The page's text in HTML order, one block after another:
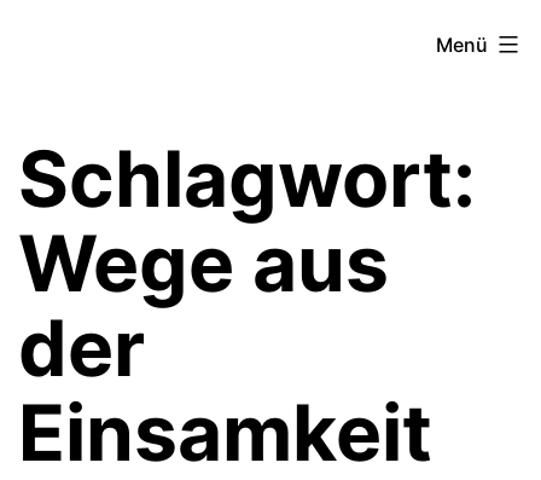
Menü
Schlagwort:
Wege aus
der
Einsamkeit